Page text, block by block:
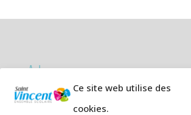
Ce site web utilise des
cookies.
Adresses:
Ecole primaire de la Plage,